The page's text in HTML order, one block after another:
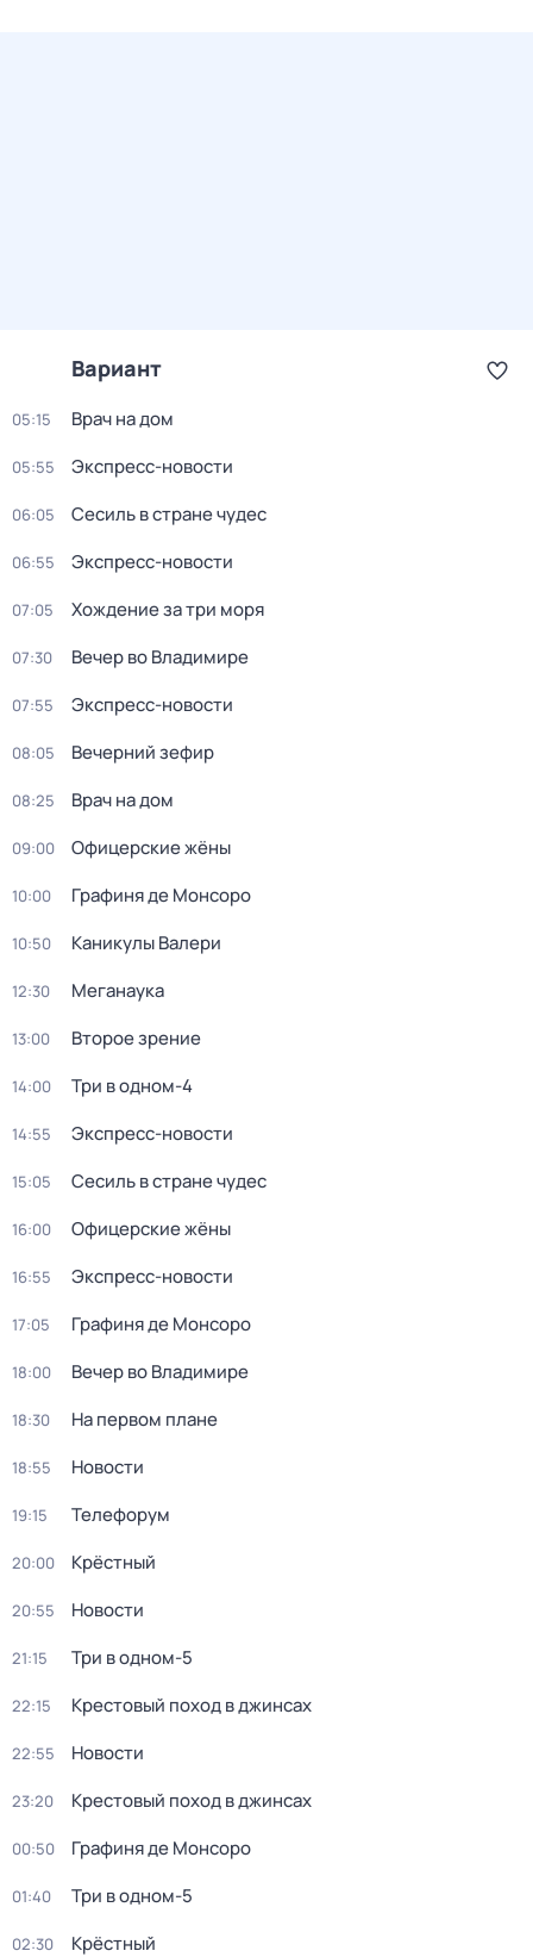
Вариант
05:15 Врач на дом
05:55 Экспресс-новости
06:05 Сесиль в стране чудес
06:55 Экспресс-новости
07:05 Хождение за три моря
07:30 Вечер во Владимире
07:55 Экспресс-новости
08:05 Вечерний зефир
08:25 Врач на дом
09:00 Офицерские жёны
10:00 Графиня де Монсоро
10:50 Каникулы Валери
12:30 Меганаука
13:00 Второе зрение
14:00 Три в одном-4
14:55 Экспресс-новости
15:05 Сесиль в стране чудес
16:00 Офицерские жёны
16:55 Экспресс-новости
17:05 Графиня де Монсоро
18:00 Вечер во Владимире
18:30 На первом плане
18:55 Новости
19:15 Телефорум
20:00 Крёстный
20:55 Новости
21:15 Три в одном-5
22:15 Крестовый поход в джинсах
22:55 Новости
23:20 Крестовый поход в джинсах
00:50 Графиня де Монсоро
01:40 Три в одном-5
02:30 Крёстный